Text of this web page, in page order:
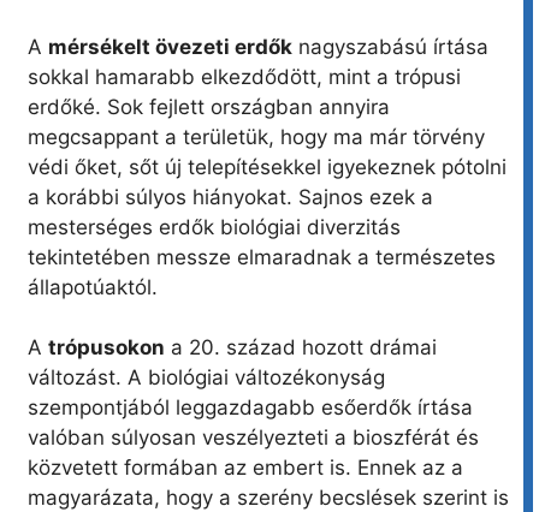
A mérsékelt övezeti erdők nagyszabású írtása
sokkal hamarabb elkezdődött, mint a trópusi
erdőké. Sok fejlett országban annyira
megcsappant a területük, hogy ma már törvény
védi őket, sőt új telepítésekkel igyekeznek pótolni
a korábbi súlyos hiányokat. Sajnos ezek a
mesterséges erdők biológiai diverzitás
tekintetében messze elmaradnak a természetes
állapotúaktól.
A trópusokon a 20. század hozott drámai
változást. A biológiai változékonyság
szempontjából leggazdagabb esőerdők írtása
valóban súlyosan veszélyezteti a bioszférát és
közvetett formában az embert is. Ennek az a
magyarázata, hogy a szerény becslések szerint is